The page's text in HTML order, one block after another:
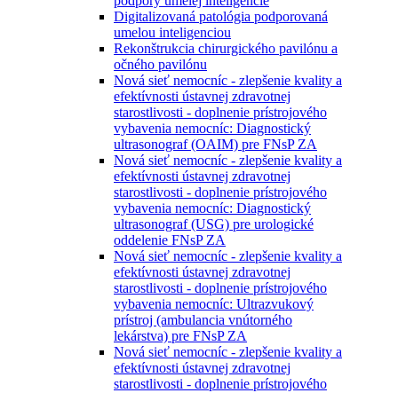
Digitalizovaná patológia podporovaná
umelou inteligenciou
Rekonštrukcia chirurgického pavilónu a
očného pavilónu
Nová sieť nemocníc - zlepšenie kvality a
efektívnosti ústavnej zdravotnej
starostlivosti - doplnenie prístrojového
vybavenia nemocníc: Diagnostický
ultrasonograf (OAIM) pre FNsP ZA
Nová sieť nemocníc - zlepšenie kvality a
efektívnosti ústavnej zdravotnej
starostlivosti - doplnenie prístrojového
vybavenia nemocníc: Diagnostický
ultrasonograf (USG) pre urologické
oddelenie FNsP ZA
Nová sieť nemocníc - zlepšenie kvality a
efektívnosti ústavnej zdravotnej
starostlivosti - doplnenie prístrojového
vybavenia nemocníc: Ultrazvukový
prístroj (ambulancia vnútorného
lekárstva) pre FNsP ZA
Nová sieť nemocníc - zlepšenie kvality a
efektívnosti ústavnej zdravotnej
starostlivosti - doplnenie prístrojového